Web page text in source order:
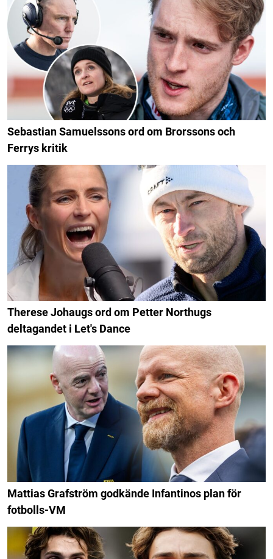
Sebastian Samuelssons ord om Brorssons och
Ferrys kritik
Therese Johaugs ord om Petter Northugs
deltagandet i Let's Dance
Mattias Grafström godkände Infantinos plan för
fotbolls-VM